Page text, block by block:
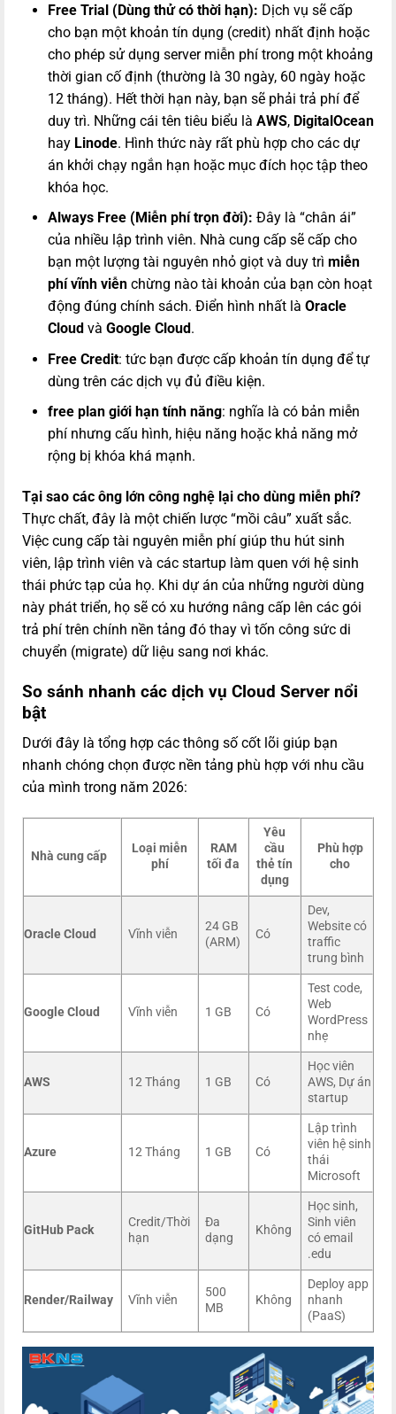
Free Trial (Dùng thử có thời hạn): Dịch vụ sẽ cấp
cho bạn một khoản tín dụng (credit) nhất định hoặc
cho phép sử dụng server miễn phí trong một khoảng
thời gian cố định (thường là 30 ngày, 60 ngày hoặc
12 tháng). Hết thời hạn này, bạn sẽ phải trả phí để
duy trì. Những cái tên tiêu biểu là AWS, DigitalOcean
hay Linode. Hình thức này rất phù hợp cho các dự
án khởi chạy ngắn hạn hoặc mục đích học tập theo
khóa học.
Always Free (Miễn phí trọn đời): Đây là “chân ái”
của nhiều lập trình viên. Nhà cung cấp sẽ cấp cho
bạn một lượng tài nguyên nhỏ giọt và duy trì miễn
phí vĩnh viễn chừng nào tài khoản của bạn còn hoạt
động đúng chính sách. Điển hình nhất là Oracle
Cloud và Google Cloud.
Free Credit: tức bạn được cấp khoản tín dụng để tự
dùng trên các dịch vụ đủ điều kiện.
free plan giới hạn tính năng: nghĩa là có bản miễn
phí nhưng cấu hình, hiệu năng hoặc khả năng mở
rộng bị khóa khá mạnh.
Tại sao các ông lớn công nghệ lại cho dùng miễn phí?
Thực chất, đây là một chiến lược “mồi câu” xuất sắc.
Việc cung cấp tài nguyên miễn phí giúp thu hút sinh
viên, lập trình viên và các startup làm quen với hệ sinh
thái phức tạp của họ. Khi dự án của những người dùng
này phát triển, họ sẽ có xu hướng nâng cấp lên các gói
trả phí trên chính nền tảng đó thay vì tốn công sức di
chuyển (migrate) dữ liệu sang nơi khác.
So sánh nhanh các dịch vụ Cloud Server nổi
bật
Dưới đây là tổng hợp các thông số cốt lõi giúp bạn
nhanh chóng chọn được nền tảng phù hợp với nhu cầu
của mình trong năm 2026:
Nhà cung cấp
Loại miễn
phí
RAM
tối đa
Yêu
cầu
thẻ tín
dụng
Phù hợp
cho
Oracle Cloud Vĩnh viễn
24 GB
(ARM)
Có
Dev,
Website có
traffic
trung bình
Google Cloud Vĩnh viễn 1 GB Có
Test code,
Web
WordPress
nhẹ
AWS 12 Tháng 1 GB Có
Học viên
AWS, Dự án
startup
Azure 12 Tháng 1 GB Có
Lập trình
viên hệ sinh
thái
Microsoft
GitHub Pack
Credit/Thời
hạn
Đa
dạng
Không
Học sinh,
Sinh viên
có email
.edu
Render/Railway Vĩnh viễn
500
MB
Không
Deploy app
nhanh
(PaaS)